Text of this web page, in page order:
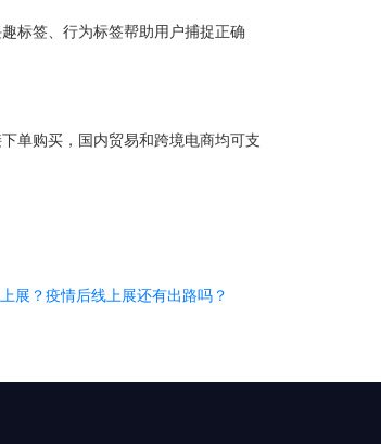
标签、行为标签帮助用户捕捉正确
单购买，国内贸易和跨境电商均可支
展？疫情后线上展还有出路吗？